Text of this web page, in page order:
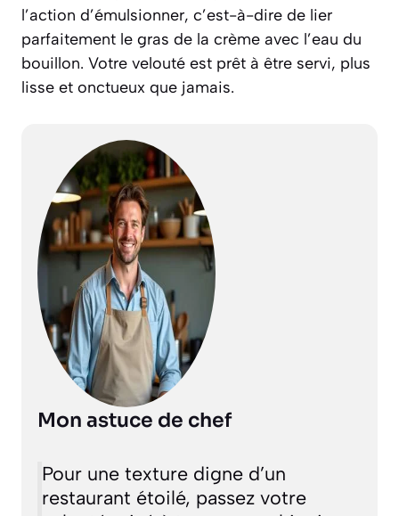
l’action d’émulsionner, c’est-à-dire de lier
parfaitement le gras de la crème avec l’eau du
bouillon. Votre velouté est prêt à être servi, plus
lisse et onctueux que jamais.
Mon astuce de chef
Pour une texture digne d’un
restaurant étoilé, passez votre